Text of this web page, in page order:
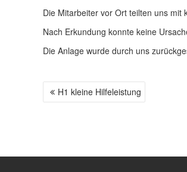
Die Mitarbeiter vor Ort teilten uns mit
Nach Erkundung konnte keine
Die Anlage wurde durch uns
B
R
H1 kleine Hilfeleistung